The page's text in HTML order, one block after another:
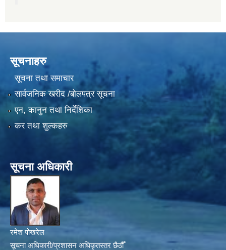
सूचनाहरु
सूचना तथा समाचार
सार्वजनिक खरीद /बोलपत्र सूचना
एन, कानुन तथा निर्देशिका
कर तथा शुल्कहरु
सूचना अधिकारी
रमेश पोखरेल
सूचना अधिकारी/प्रशासन अधिकृतस्तर छैठौँ